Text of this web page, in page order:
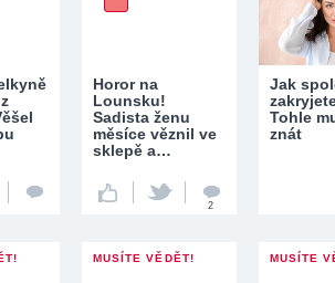
Horor na
Lounsku!
Sadista ženu
měsíce věznil ve
sklepě a…
2
Jak
Tohle
znát
MUSÍTE VĚDĚT! MUSÍTE